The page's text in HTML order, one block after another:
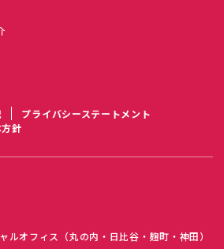
プライバシーステートメント
針
ルオフィス（丸の内・日比谷・麹町・神田）